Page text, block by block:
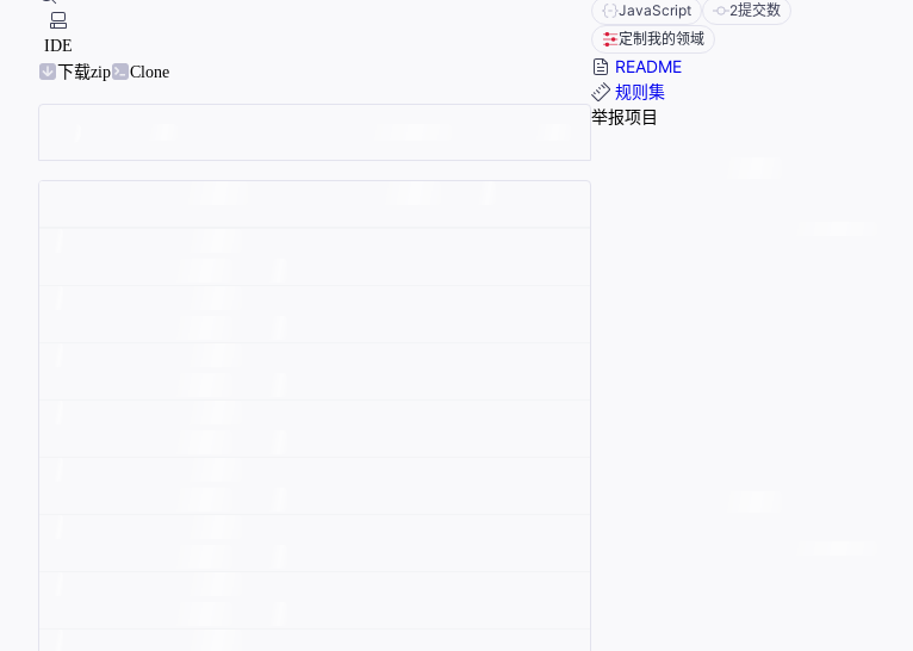
IDE
下载zip
Clone
JavaScript 2提交数
定制我的领域
README
规则集
举报项目